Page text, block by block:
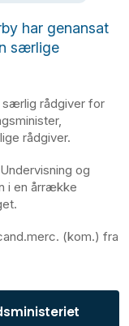
har genansat
særlige
særlig rådgiver for
rådgiver.
og
i en årrække
(kom.) fra